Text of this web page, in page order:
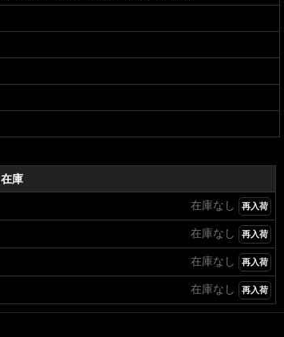
在庫
在庫なし 再入荷
在庫なし 再入荷
在庫なし 再入荷
在庫なし 再入荷